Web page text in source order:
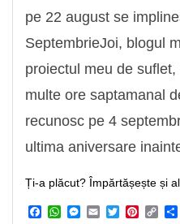
pe 22 august se
SeptembrieJoi, blogul
proiectul meu de
multe ore saptamanal
recunosc pe 4
ultima aniversare
Ți-a plăcut? Împărtășește și
Facebook
WhatsApp
Messenger
EmailTwitter